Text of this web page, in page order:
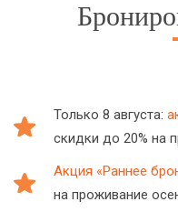
Только 8 августа:
скидки до 20% на
Акция «Раннее
на проживание